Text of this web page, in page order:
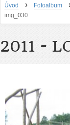
Úvod › Fotoalbum
img_030
2011 -